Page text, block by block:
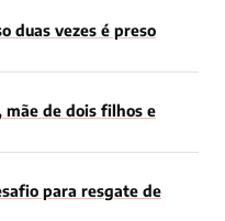
duas vezes é preso
mãe de dois filhos e
para resgate de